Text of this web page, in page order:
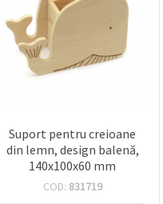
Suport pentru creioane
din lemn, design balenă,
140x100x60 mm
COD: 831719